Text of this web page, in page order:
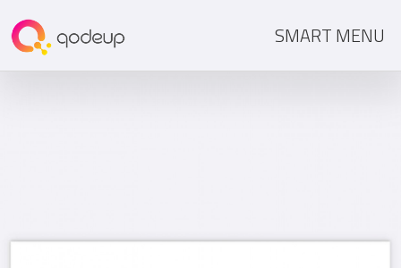
SMART MENU